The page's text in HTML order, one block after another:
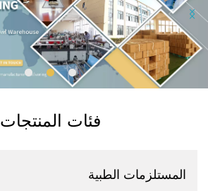
فئات المنتجات
المستلزمات الطبية